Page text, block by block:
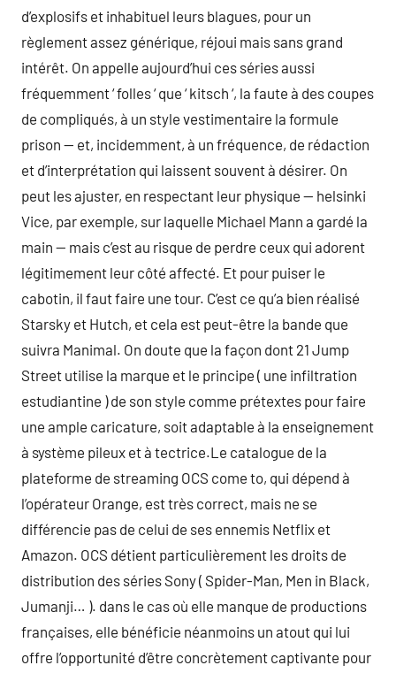
d’explosifs et inhabituel leurs blagues, pour un
règlement assez générique, réjoui mais sans grand
intérêt. On appelle aujourd’hui ces séries aussi
fréquemment ‘ folles ‘ que ‘ kitsch ‘, la faute à des coupes
de compliqués, à un style vestimentaire la formule
prison — et, incidemment, à un fréquence, de rédaction
et d’interprétation qui laissent souvent à désirer. On
peut les ajuster, en respectant leur physique — helsinki
Vice, par exemple, sur laquelle Michael Mann a gardé la
main — mais c’est au risque de perdre ceux qui adorent
légitimement leur côté affecté. Et pour puiser le
cabotin, il faut faire une tour. C’est ce qu’a bien réalisé
Starsky et Hutch, et cela est peut-être la bande que
suivra Manimal. On doute que la façon dont 21 Jump
Street utilise la marque et le principe ( une infiltration
estudiantine ) de son style comme prétextes pour faire
une ample caricature, soit adaptable à la enseignement
à système pileux et à tectrice.Le catalogue de la
plateforme de streaming OCS come to, qui dépend à
l’opérateur Orange, est très correct, mais ne se
différencie pas de celui de ses ennemis Netflix et
Amazon. OCS détient particulièrement les droits de
distribution des séries Sony ( Spider-Man, Men in Black,
Jumanji… ). dans le cas où elle manque de productions
françaises, elle bénéficie néanmoins un atout qui lui
offre l’opportunité d’être concrètement captivante pour